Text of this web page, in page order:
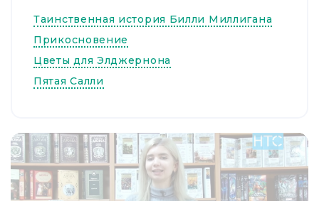
Таинственная история Билли Миллигана
Прикосновение
Цветы для Элджернона
Пятая Салли